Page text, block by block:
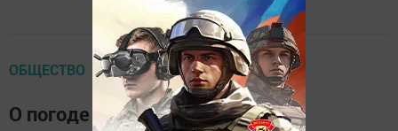
ОБЩЕСТВО
О погоде в Тетюшах 24 марта